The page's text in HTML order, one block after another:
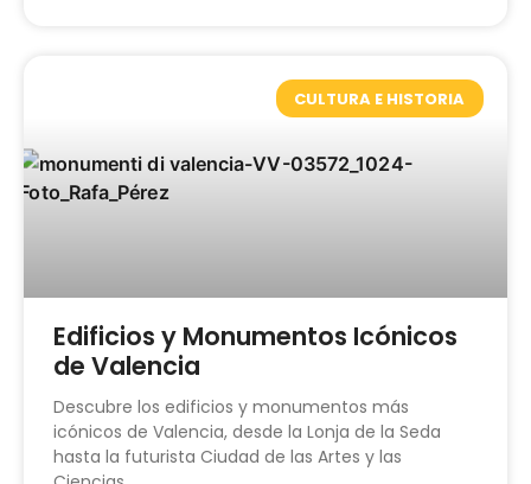
CULTURA E HISTORIA
Edificios y Monumentos Icónicos
de Valencia
Descubre los edificios y monumentos más
icónicos de Valencia, desde la Lonja de la Seda
hasta la futurista Ciudad de las Artes y las